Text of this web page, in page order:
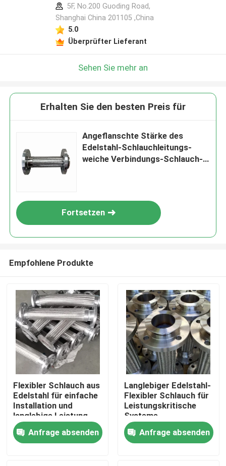
5F, No.200 Guoding Road,
Shanghai China 201105 ,China
5.0
Überprüfter Lieferant
Sehen Sie mehr an
Erhalten Sie den besten Preis für
Angeflanschte Stärke des
Edelstahl-Schlauchleitungs-
weiche Verbindungs-Schlauch-
Fortsetzen
Empfohlene Produkte
Flexibler Schlauch aus
Edelstahl für einfache
Installation und
langlebige Leistung
Anfrage absenden
Langlebiger Edelstahl-
Flexibler Schlauch für
Leistungskritische
Systeme
Anfrage absenden